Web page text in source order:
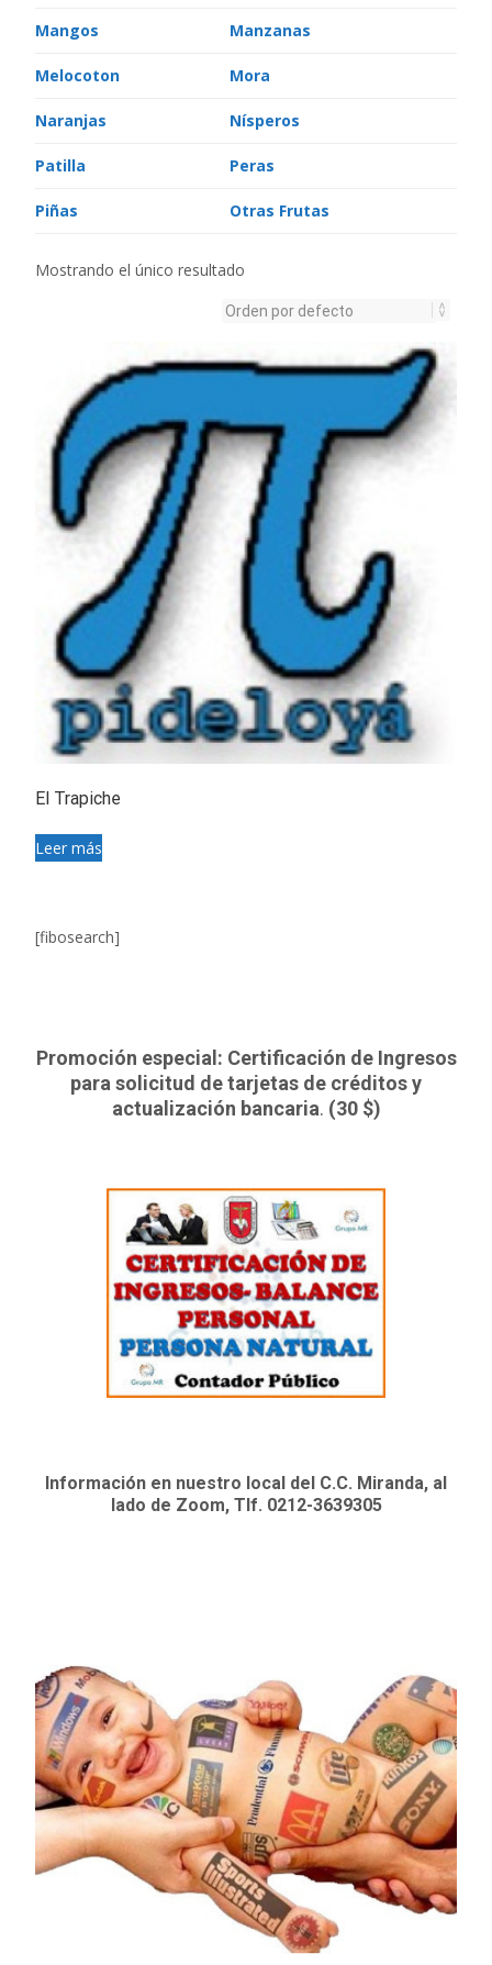
Mangos Manzanas
Melocoton Mora
Naranjas Nísperos
Patilla Peras
Piñas Otras Frutas
Mostrando el único resultado
El Trapiche
Leer más
[fibosearch]
Promoción especial: Certificación de Ingresos
para solicitud de tarjetas de créditos y
actualización bancaria. (30 $)
Información en nuestro local del C.C. Miranda, al
lado de Zoom, Tlf. 0212-3639305